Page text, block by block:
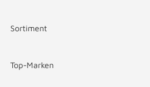
Sortiment
Top-Marken